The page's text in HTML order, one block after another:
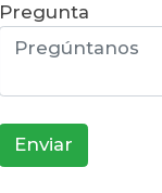
Pregunta
Enviar